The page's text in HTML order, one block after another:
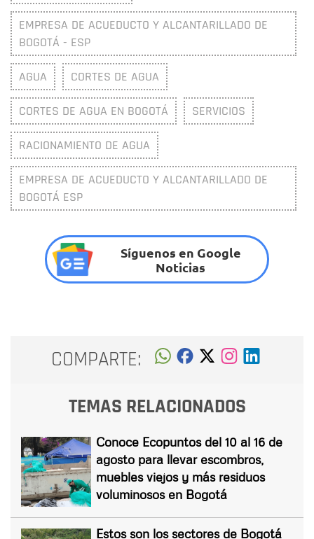
EMPRESA DE ACUEDUCTO Y ALCANTARILLADO DE
BOGOTÁ - ESP
AGUA CORTES DE AGUA
CORTES DE AGUA EN BOGOTÁ SERVICIOS
RACIONAMIENTO DE AGUA
EMPRESA DE ACUEDUCTO Y ALCANTARILLADO DE
BOGOTÁ ESP
Síguenos en Google
Noticias
COMPARTE:
TEMAS RELACIONADOS
Conoce Ecopuntos del 10 al 16 de
agosto para llevar escombros,
muebles viejos y más residuos
voluminosos en Bogotá
Estos son los sectores de Bogotá